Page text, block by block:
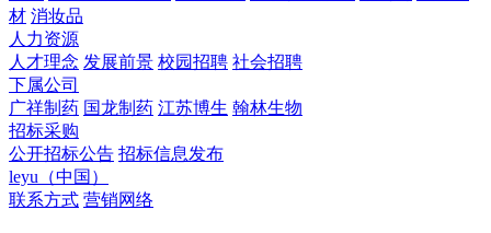
材 消妆品
人力资源
人才理念 发展前景 校园招聘 社会招聘
下属公司
广祥制药 国龙制药 江苏博生 翰林生物
招标采购
公开招标公告 招标信息发布
leyu（中国）
联系方式 营销网络